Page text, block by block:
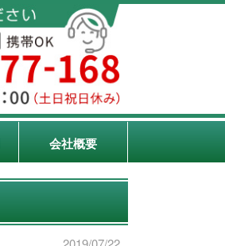
会社概要